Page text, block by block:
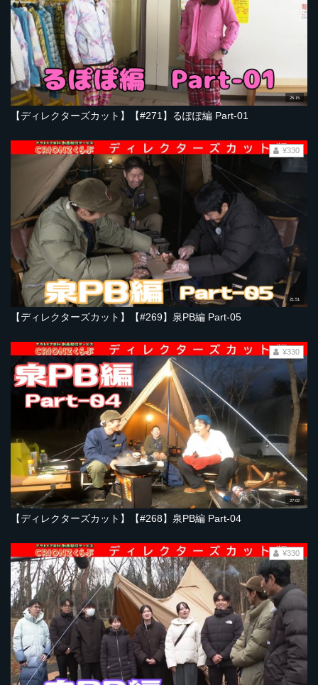
25:15
【ディレクターズカット】【#271】るぽぽ編 Part-01
21:51
【ディレクターズカット】【#269】泉PB編 Part-05
¥330
27:02
【ディレクターズカット】【#268】泉PB編 Part-04
¥330
¥330